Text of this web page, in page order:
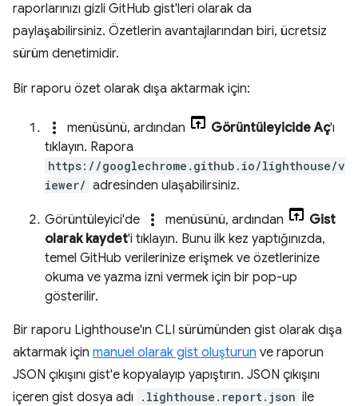
raporlarınızı gizli GitHub gist'leri olarak da
paylaşabilirsiniz. Özetlerin avantajlarından biri, ücretsiz
sürüm denetimidir.
Bir raporu özet olarak dışa aktarmak için:
more_vert menüsünü, ardından Görüntüleyicide Aç'ı
tıklayın. Rapora
https://googlechrome.github.io/lighthouse/v
iewer/ adresinden ulaşabilirsiniz.
Görüntüleyici'de more_vert menüsünü, ardından
Gist
olarak kaydet'i tıklayın. Bunu ilk kez yaptığınızda,
temel GitHub verilerinize erişmek ve özetlerinize
okuma ve yazma izni vermek için bir pop-up
gösterilir.
Bir raporu Lighthouse'ın CLI sürümünden gist olarak dışa
aktarmak için manuel olarak gist oluşturun ve raporun
JSON çıkışını gist'e kopyalayıp yapıştırın. JSON çıkışını
içeren gist dosya adı
.lighthouse.report.json ile